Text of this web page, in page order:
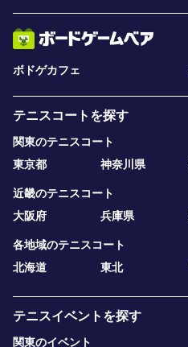
ボドゲカフェ
テニスコートを探す
関東のテニスコート
東京都
神奈川県
近畿のテニスコート
大阪府
兵庫県
各地域のテニスコート
北海道
東北
テニスイベントを探す
関東のイベント